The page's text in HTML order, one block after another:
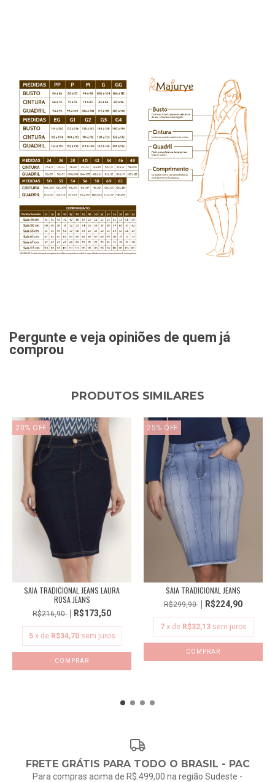
Pergunte e veja opiniões de quem já
comprou
PRODUTOS SIMILARES
20% OFF
SAIA TRADICIONAL JEANS LAURA
ROSA JEANS
R$216,90 R$173,50
5 x de R$34,70 sem juros
COMPRAR
25% OFF
SAIA TRADICIONAL JEANS
R$299,90 R$224,90
7 x de R$32,13 sem juros
COMPRAR
FRETE GRÁTIS PARA TODO O BRASIL - PAC
Para compras acima de R$.499,00 na região Sudeste -